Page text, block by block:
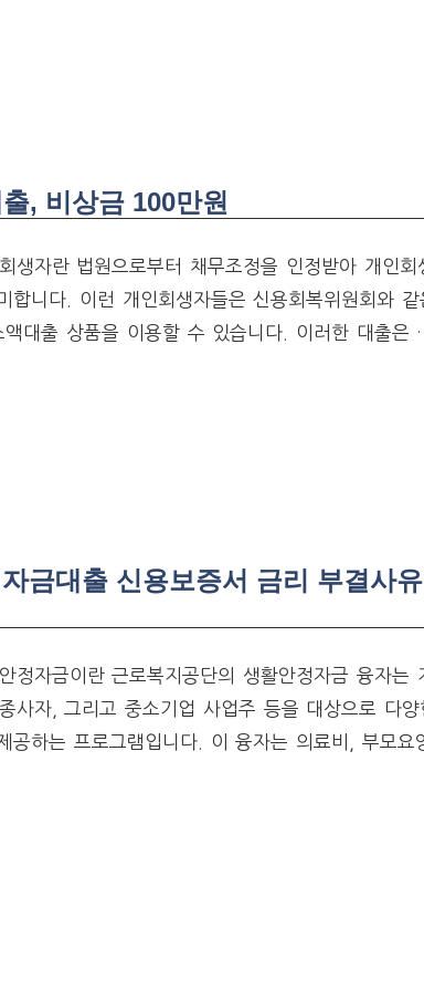
, 비상금 100만원
생자란 법원으로부터 채무조정을 인정받아 개인
합니다. 이런 개인회생자들은 신용회복위원회와 같
액대출 상품을 이용할 수 있습니다. 이러한 대출은
금대출 신용보증서 금리 부결사
정자금이란 근로복지공단의 생활안정자금 융자는
사자, 그리고 중소기업 사업주 등을 대상으로 다
공하는 프로그램입니다. 이 융자는 의료비, 부모요